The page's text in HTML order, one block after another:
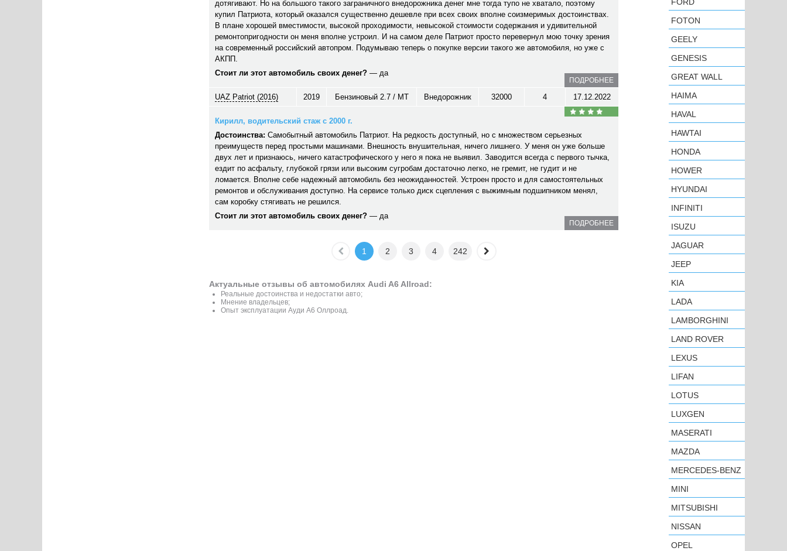
дотягивают. Но на большого такого заграничного внедорожника денег мне тогда тупо не хватало, поэтому
купил Патриота, который оказался существенно дешевле при всех своих вполне соизмеримых достоинствах.
В плане хорошей вместимости, высокой проходимости, невысокой стоимости содержания и удивительной
ремонтопригодности он меня вполне устроил. И на самом деле Патриот просто перевернул мою точку зрения
на современный российский автопром. Подумываю теперь о покупке версии такого же автомобиля, но уже с
АКПП.
Стоит ли этот автомобиль своих денег? — да
ПОДРОБНЕЕ
UAZ Patriot (2016) 2019 Бензиновый 2.7 / MT Внедорожник 32000 4 17.12.2022
Кирилл, водительский стаж с 2000 г.
Достоинства: Самобытный автомобиль Патриот. На редкость доступный, но с множеством серьезных
преимуществ перед простыми машинами. Внешность внушительная, ничего лишнего. У меня он уже больше
двух лет и признаюсь, ничего катастрофического у него я пока не выявил. Заводится всегда с первого тычка,
ездит по асфальту, глубокой грязи или высоким сугробам достаточно легко, не гремит, не гудит и не
ломается. Вполне себе надежный автомобиль без неожиданностей. Устроен просто и для самостоятельных
ремонтов и обслуживания доступно. На сервисе только диск сцепления с выжимным подшипником менял,
сам коробку стягивать не решился.
Стоит ли этот автомобиль своих денег? — да
ПОДРОБНЕЕ
1 2 3 4 242
Актуальные отзывы об автомобилях Audi A6 Allroad:
Реальные достоинства и недостатки авто;
Мнение владельцев;
Опыт эксплуатации Ауди A6 Оллроад.
FOTON
GEELY
GENESIS
GREAT WALL
HAIMA
HAVAL
HAWTAI
HONDA
HOWER
HYUNDAI
INFINITI
ISUZU
JAGUAR
JEEP
KIA
LADA
LAMBORGHINI
LAND ROVER
LEXUS
LIFAN
LOTUS
LUXGEN
MASERATI
MAZDA
MERCEDES-BENZ
MINI
MITSUBISHI
NISSAN
OPEL